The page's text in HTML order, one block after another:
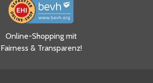
Ja, ich habe die
Datenschutzhinweise gelesen
und akzeptiere diese.
Online-Shopping mit
Fairness & Transparenz!